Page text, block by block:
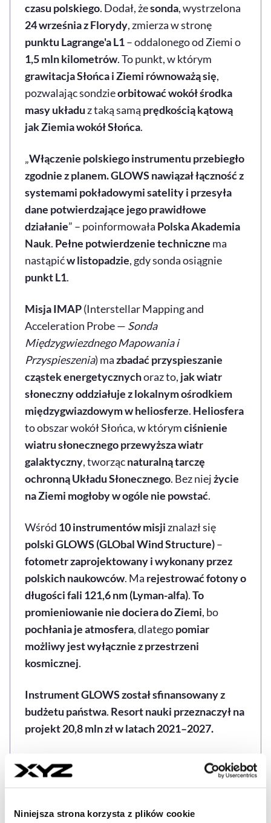
Niniejsza strona korzysta z plików cookie
czasu polskiego. Dodał, żesonda, wystrzelona
24 września z Florydy, zmierza w stronę
punktu Lagrange'a L1– oddalonego od Ziemi o
1,5 mln kilometrów. To punkt, w którym
grawitacja Słońca i Ziemi równoważą się,
pozwalając sondzieorbitować wokół środka
masy układu z taką samą prędkością kątową
jak Ziemia wokół Słońca.
„Włączenie polskiego instrumentu przebiegło
zgodnie z planem. GLOWS nawiązał łączność z
systemami pokładowymi satelity i przesyła
dane potwierdzające jego prawidłowe
działanie” – poinformowała Polska Akademia
Nauk. Pełne potwierdzenie techniczne ma
nastąpićw listopadzie, gdy sonda osiągnie
punkt L1.
Misja IMAP(Interstellar Mapping and
Acceleration Probe — Sonda
Międzygwiezdnego Mapowania i
Przyspieszenia) mazbadać przyspieszanie
cząstek energetycznychoraz to, jak wiatr
słoneczny oddziałuje z lokalnym ośrodkiem
międzygwiazdowym w heliosferze. Heliosfera
to obszar wokół Słońca, w którymciśnienie
wiatru słonecznego przewyższa wiatr
galaktyczny, tworzącnaturalną tarczę
ochronną Układu Słonecznego. Bez niejżycie
na Ziemi mogłoby w ogóle nie powstać.
Wśród 10 instrumentów misji znalazł się
polski GLOWS (GLObal Wind Structure)–
fotometr zaprojektowany i wykonany przez
polskich naukowców. Ma rejestrować fotony o
długości fali 121,6 nm (Lyman-alfa).To
promieniowanie nie dociera do Ziemi, bo
pochłania je atmosfera, dlategopomiar
możliwy jest wyłącznie z przestrzeni
kosmicznej.
Instrument GLOWS został sfinansowany z
budżetu państwa. Resort nauki przeznaczył na
projekt 20,8 mln zł w latach 2021–2027.